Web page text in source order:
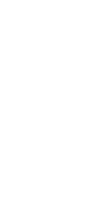
août 14 -